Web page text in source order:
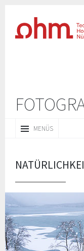
MENÜS
INHALT